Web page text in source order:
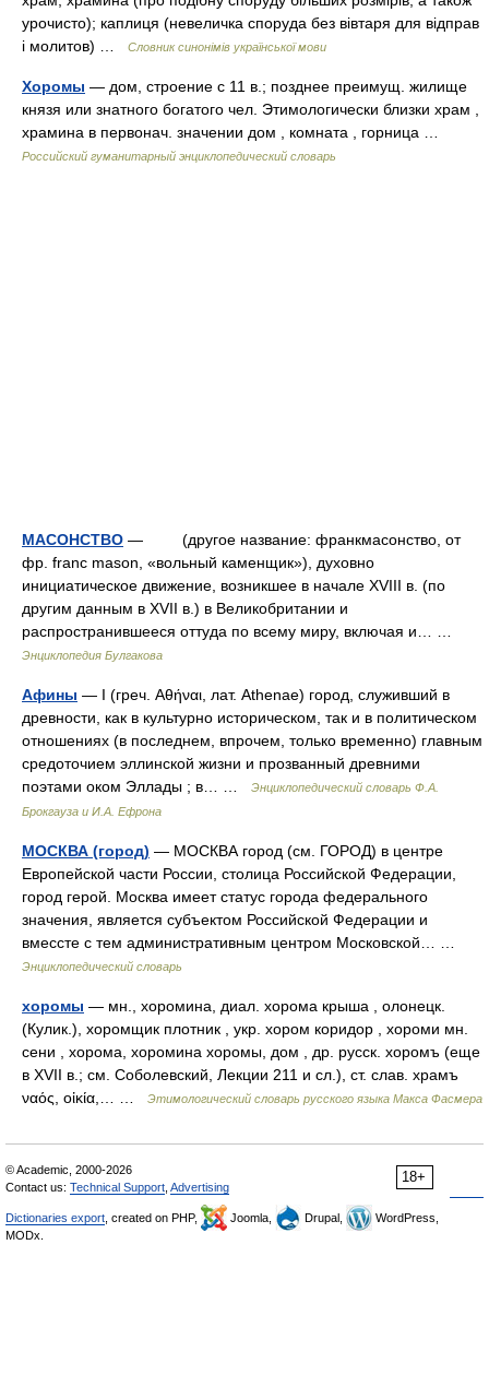
урочисто); каплиця (невеличка споруда без вівтаря для відправ
і молитов) …
Словник синонімів української мови
Хоромы — дом, строение с 11 в.; позднее преимущ. жилище
князя или знатного богатого чел. Этимологически близки храм ,
храмина в первонач. значении дом , комната , горница …
Российский гуманитарный энциклопедический словарь
МАСОНСТВО — (другое название: франкмасонство, от
фр. franc mason, «вольный каменщик»), духовно
инициатическое движение, возникшее в начале XVIII в. (по
другим данным в XVII в.) в Великобритании и
распространившееся оттуда по всему миру, включая и… …
Энциклопедия Булгакова
Афины — I (греч. Αθήναι, лат. Athenae) город, служивший в
древности, как в культурно историческом, так и в политическом
отношениях (в последнем, впрочем, только временно) главным
средоточием эллинской жизни и прозванный древними
поэтами оком Эллады ; в… …
Энциклопедический словарь Ф.А.
Брокгауза и И.А. Ефрона
МОСКВА (город) — МОСКВА город (см. ГОРОД) в центре
Европейской части России, столица Российской Федерации,
город герой. Москва имеет статус города федерального
значения, является субъектом Российской Федерации и
вмессте с тем административным центром Московской… …
Энциклопедический словарь
хоромы — мн., хоромина, диал. хорома крыша , олонецк.
(Кулик.), хоромщик плотник , укр. хором коридор , хороми мн.
сени , хорома, хоромина хоромы, дом , др. русск. хоромъ (еще
в XVII в.; см. Соболевский, Лекции 211 и сл.), ст. слав. храмъ
ναός, οἰκία,… …
Этимологический словарь русского языка Макса Фасмера
18+
© Academic, 2000-2026
Contact us: Technical Support Advertising
Dictionaries export , created on PHP, Joomla, Drupal,
WordPress,
MODx.